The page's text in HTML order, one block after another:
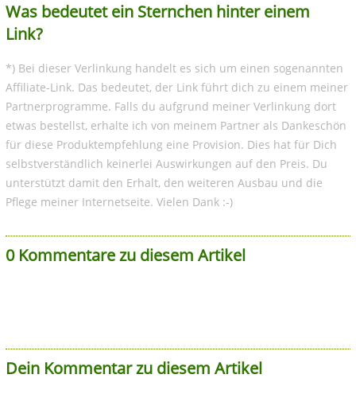
Was bedeutet ein Sternchen hinter einem
Link?
*) Bei dieser Verlinkung handelt es sich um einen sogenannten
Affiliate-Link. Das bedeutet, der Link führt dich zu einem meiner
Partnerprogramme. Falls du aufgrund meiner Verlinkung dort
etwas bestellst, erhalte ich von meinem Partner als Dankeschön
für diese Produktempfehlung eine Provision. Dies hat für Dich
selbstverständlich keinerlei Auswirkungen auf den Preis. Du
unterstützt damit den Erhalt, den weiteren Ausbau und die
Pflege meiner Internetseite. Vielen Dank :-)
0 Kommentare zu diesem Artikel
Dein Kommentar zu diesem Artikel